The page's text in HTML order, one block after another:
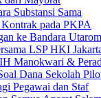
Substansi Sama
pada PKPA
ke Bandara Utarom
LSP HKI
Manokwari &
Dana Sekolah
Pegawai dan Staf